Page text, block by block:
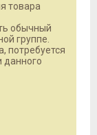
товара
обычный
группе.
потребуется
данного